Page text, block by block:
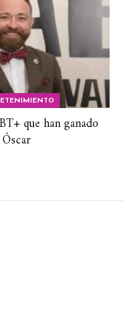
que han ganado